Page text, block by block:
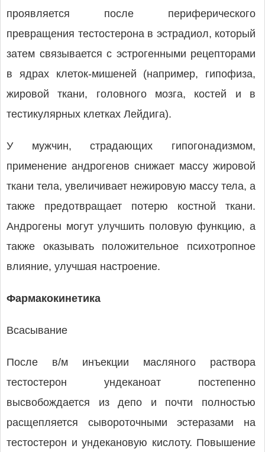
проявляется после периферического
превращения тестостерона в эстрадиол, который
затем связывается с эстрогенными рецепторами
в ядрах клеток-мишеней (например, гипофиза,
жировой ткани, головного мозга, костей и в
тестикулярных клетках Лейдига).
У мужчин, страдающих гипогонадизмом,
применение андрогенов снижает массу жировой
ткани тела, увеличивает нежировую массу тела, а
также предотвращает потерю костной ткани.
Андрогены могут улучшить половую функцию, а
также оказывать положительное психотропное
влияние, улучшая настроение.
Фармакокинетика
Всасывание
После в/м инъекции масляного раствора
тестостерон ундеканоат постепенно
высвобождается из депо и почти полностью
расщепляется сывороточными эстеразами на
тестостерон и ундекановую кислоту. Повышение